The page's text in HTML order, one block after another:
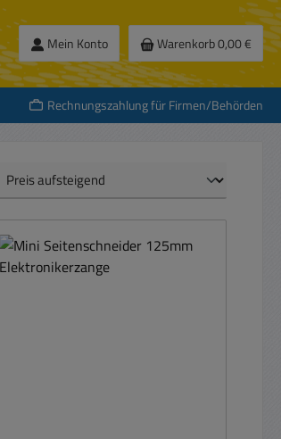
Mein Konto Warenkorb0,00 €
Rechnungszahlung für Firmen/Behörden